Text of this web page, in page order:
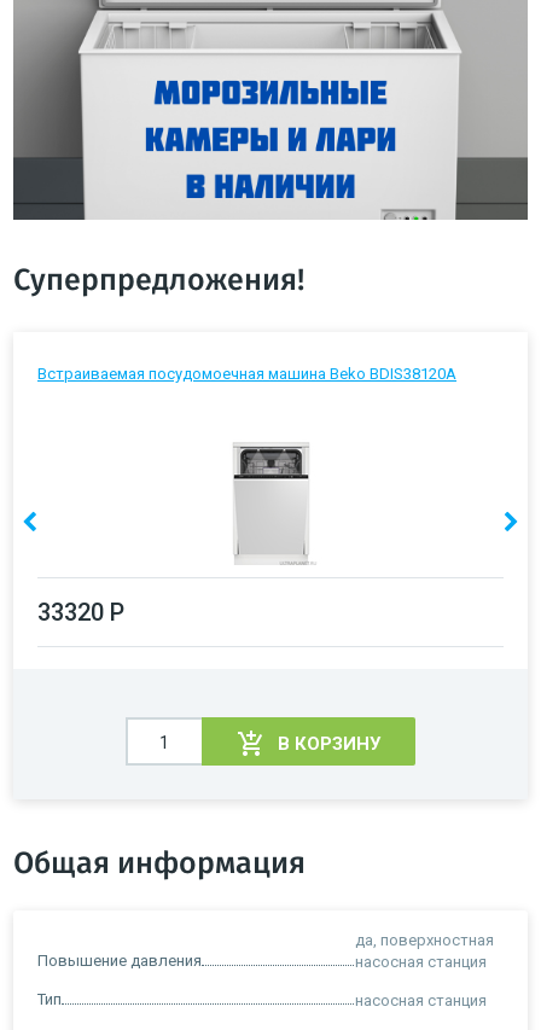
Суперпредложения!
Встраиваемая посудомоечная машина Beko BDIS38120A
33320 Р
В КОРЗИНУ
Общая информация
Повышение давления
да, поверхностная
насосная станция
Тип насосная станция